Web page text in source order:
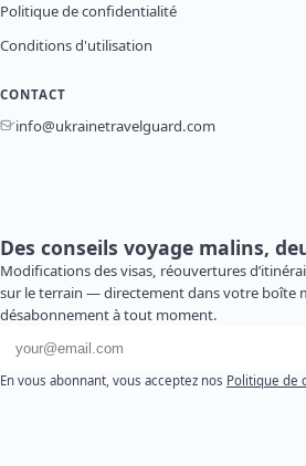
Politique de confidentialité
Conditions d'utilisation
CONTACT
info@ukrainetravelguard.com
Des conseils voyage malins,
Modifications des visas, réouvertures
sur le terrain — directement dans votre boîte
désabonnement à tout moment.
Adresse e-mail
En vous abonnant, vous acceptez nos Politique de